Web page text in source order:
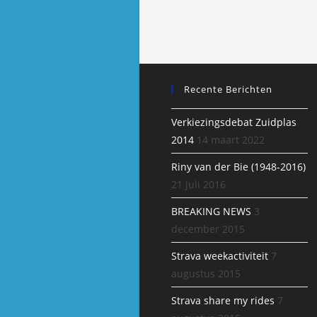
Recente Berichten
Verkiezingsdebat Zuidplas
2014 14 maart 2022
Riny van der Bie (1948-2016)
21 juli 2016
BREAKING NEWS 3
december 2015
Strava weekactiviteit 7
augustus 2015
Strava share my rides 7